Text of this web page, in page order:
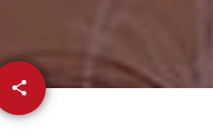
share
email